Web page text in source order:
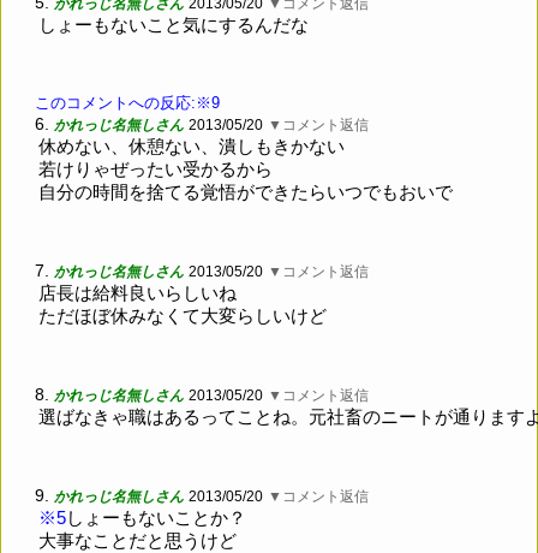
かれっじ名無しさん 2013/05/20 ▼コメント返信
しょーもないこと気にするんだな
このコメントへの反応:※9
6. かれっじ名無しさん 2013/05/20 ▼コメント返信
休めない、休憩ない、潰しもきかない
若けりゃぜったい受かるから
自分の時間を捨てる覚悟ができたらいつでもおいで
7. かれっじ名無しさん 2013/05/20 ▼コメント返信
店長は給料良いらしいね
ただほぼ休みなくて大変らしいけど
8. かれっじ名無しさん 2013/05/20 ▼コメント返信
選ばなきゃ職はあるってことね。元社畜のニートが通ります
9. かれっじ名無しさん 2013/05/20 ▼コメント返信
※5しょーもないことか？
大事なことだと思うけど